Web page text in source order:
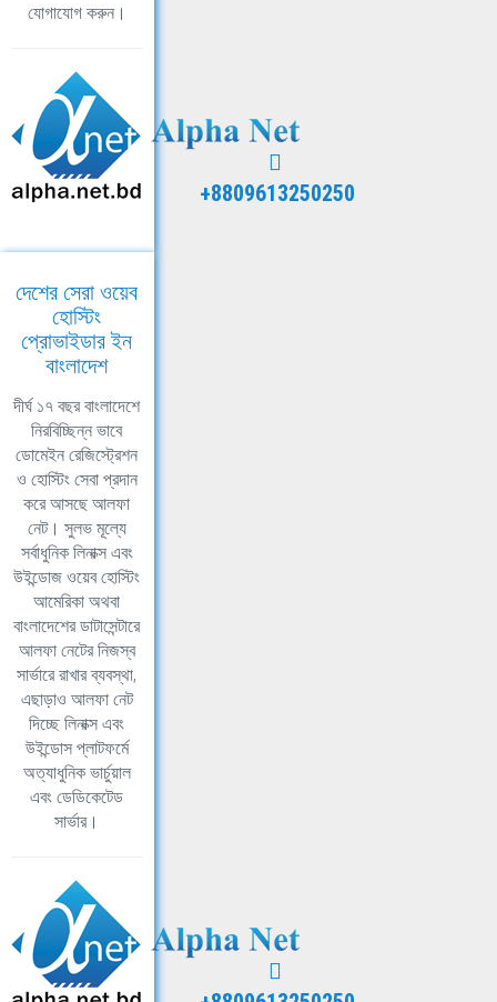
যোগাযোগ করুন।
+8809613250250
দেশের সেরা ওয়েব
হোস্টিং
প্রোভাইডার ইন
বাংলাদেশ
দীর্ঘ ১৭ বছর বাংলাদেশে
নিরবিচ্ছিন্ন ভাবে
ডোমেইন রেজিস্ট্রেশন
ও হোস্টিং সেবা প্রদান
করে আসছে আলফা
নেট। সুলভ মূল্যে
সর্বাধুনিক লিনাক্স এবং
উইন্ডোজ ওয়েব হোস্টিং
আমেরিকা অথবা
বাংলাদেশের ডাটাসেন্টারে
আলফা নেটের নিজস্ব
সার্ভারে রাখার ব্যবস্থা,
এছাড়াও আলফা নেট
দিচ্ছে লিনাক্স এবং
উইন্ডোস প্লাটফর্মে
অত্যাধুনিক ভার্চুয়াল
এবং ডেডিকেটেড
সার্ভার।